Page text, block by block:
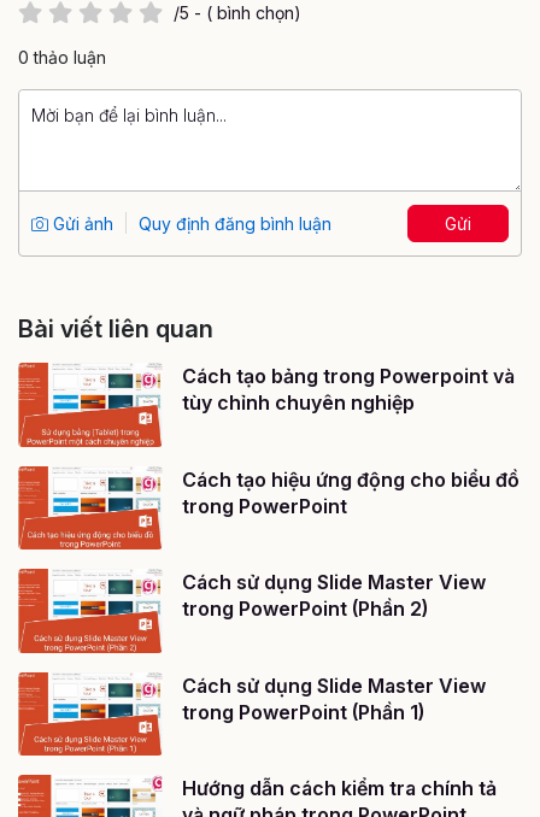
/5 - ( bình chọn)
0 thảo luận
Gửi ảnh Quy định đăng bình luận Gửi
Bài viết liên quan
Cách tạo bảng trong Powerpoint và
tùy chỉnh chuyên nghiệp
Cách tạo hiệu ứng động cho biểu đồ
trong PowerPoint
Cách sử dụng Slide Master View
trong PowerPoint (Phần 2)
Cách sử dụng Slide Master View
trong PowerPoint (Phần 1)
Hướng dẫn cách kiểm tra chính tả